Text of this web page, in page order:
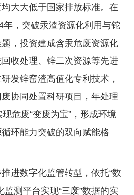
大大低于国家排放标准。在
年，突破汞渣资源化利用与铊
，投资建成含汞危废资源化
收处理、锌二次资源等先进
发锌窑渣高值化专利技术，
协同处置科研项目，年处理
危废“变废为宝”，形成环境
环能力突破的双向赋能格
进数字化监管转型，依托“数
监测平台实现“三废”数据的实